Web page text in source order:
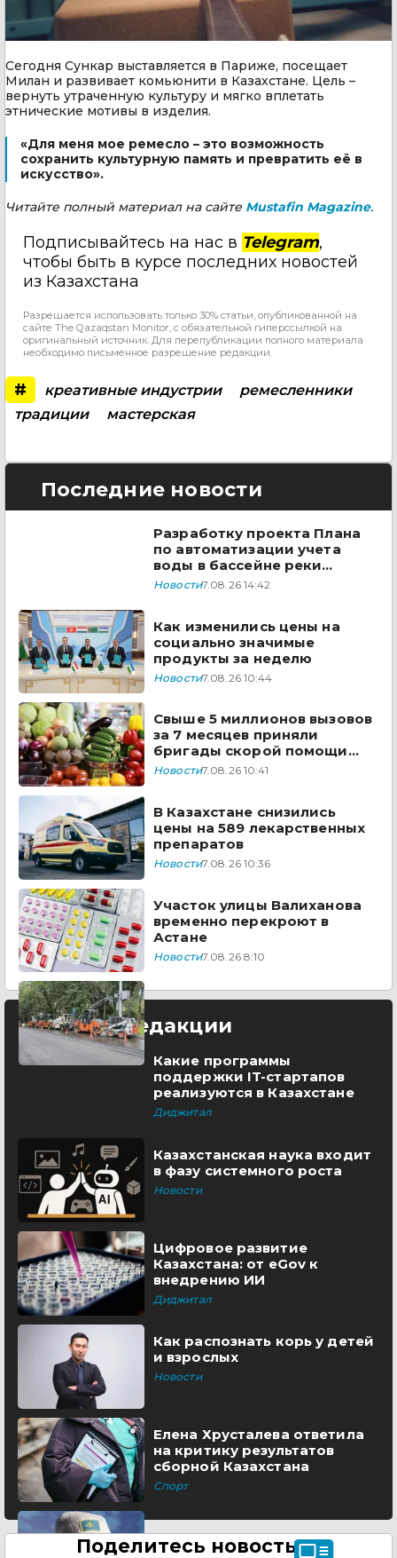
Сегодня Сункар выставляется в Париже, посещает
Милан и развивает комьюнити в Казахстане. Цель –
вернуть утраченную культуру и мягко вплетать
этнические мотивы в изделия.
«Для меня мое ремесло – это возможность
сохранить культурную память и превратить её в
искусство».
Читайте полный материал на сайте Mustafin Magazine.
Подписывайтесь на нас в Telegram,
чтобы быть в курсе последних новостей
из Казахстана
Разрешается использовать только 30% статьи, опубликованной на
сайте The Qazaqstan Monitor, с обязательной гиперссылкой на
оригинальный источник. Для перепубликации полного материала
необходимо письменное разрешение редакции.
# креативные индустрии
ремесленники
традиции
мастерская
Последние новости
Разработку проекта Плана
по автоматизации учета
воды в бассейне реки
Сырдарья одобрили
Новости7.08.26 14:42
Как изменились цены на
социально значимые
продукты за неделю
Новости7.08.26 10:44
Свыше 5 миллионов вызовов
за 7 месяцев приняли
бригады скорой помощи
Казахстана
Новости7.08.26 10:41
В Казахстане снизились
цены на 589 лекарственных
препаратов
Новости7.08.26 10:36
Участок улицы Валиханова
временно перекроют в
Астане
Новости7.08.26 8:10
Выбор редакции
Какие программы
поддержки IT-стартапов
реализуются в Казахстане
Диджитал
Казахстанская наука входит
в фазу системного роста
Новости
Цифровое развитие
Казахстана: от eGov к
внедрению ИИ
Диджитал
Как распознать корь у детей
и взрослых
Новости
Елена Хрусталева ответила
на критику результатов
сборной Казахстана
Спорт
Поделитесь новостью